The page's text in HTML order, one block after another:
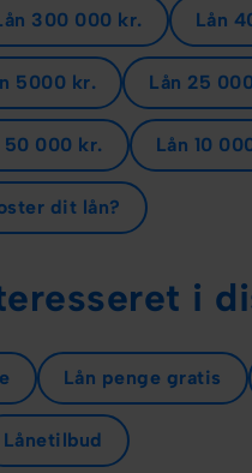
300 000 kr. Lån
5000 kr. Lån 25
50 000 kr. Lån 10
dit lån?
i
Lån penge gratis
Lånetilbud